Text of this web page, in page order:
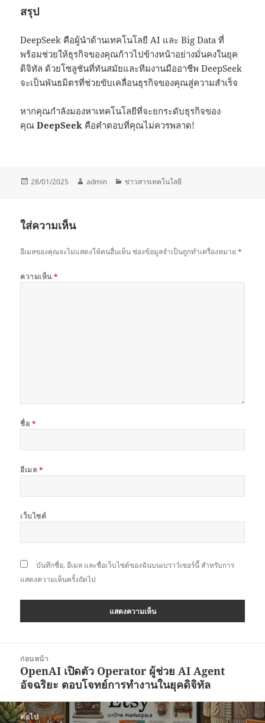
สรุป
DeepSeek คือผู้นำด้านเทคโนโลยี AI และ Big Data ที่
พร้อมช่วยให้ธุรกิจของคุณก้าวไปข้างหน้าอย่างมั่นคงในยุค
ดิจิทัล ด้วยโซลูชันที่ทันสมัยและทีมงานมืออาชีพ DeepSeek
จะเป็นพันธมิตรที่ช่วยขับเคลื่อนธุรกิจของคุณสู่ความสำเร็จ
หากคุณกำลังมองหาเทคโนโลยีที่จะยกระดับธุรกิจของ
คุณDeepSeek คือคำตอบที่คุณไม่ควรพลาด!
เขียน
28/01/2025
ผู้
admin
หมวด
ข่าวสารเทคโนโลยี
ใส่ความเห็น
อีเมลของคุณจะไม่แสดงให้คนอื่นเห็น ช่องข้อมูลจำเป็นถูกทำเครื่องหมาย*
ความเห็น*
ชื่อ *
อีเมล *
เว็บไซต์
บันทึกชื่อ, อีเมล และชื่อเว็บไซต์ของฉันบนเบราว์เซอร์นี้ สำหรับการ
แสดงความเห็นครั้งถัดไป
ก่อนหน้า
เรื่อง
ก่อน
หน้า:
OpenAI เปิดตัว Operator ผู้ช่วย AI Agent
อัจฉริยะ ตอบโจทย์การทำงานในยุคดิจิทัล
ต่อไป